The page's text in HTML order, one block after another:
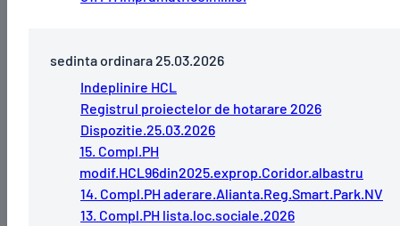
sedinta ordinara 25.03.2026
13. Compl.PH lista.loc.sociale.2026
14. Compl.PH aderare.Alianta.Reg.Smart.Park.NV
15. Compl.PH
modif.HCL96din2025.exprop.Coridor.albastru
Dispozitie.25.03.2026
Registrul proiectelor de hotarare 2026
Indeplinire HCL